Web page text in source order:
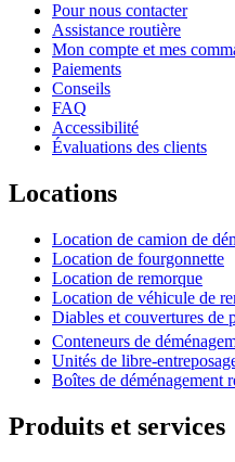
Pour nous contacter
Assistance routière
Mon compte et mes
Paiements
Conseils
FAQ
Accessibilité
Évaluations des clients
Locations
Location de camion de
Location de fourgonnette
Location de remorque
Location de véhicule de
Diables et couvertures de
Conteneurs de
Unités de libre-
Boîtes de déménagement
Produits et services